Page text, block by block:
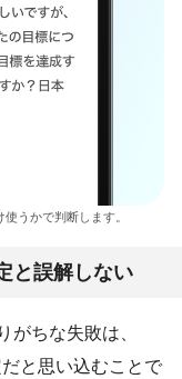
うかで判断します。
と誤解しない
ちな失敗は、
と思い込むことで